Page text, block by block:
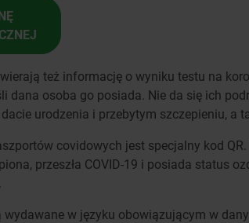
też informację o wyniku testu na
dana osoba go posiada. Nie da się ich
urodzenia i przebytym szczepieniu, a
covidowych jest specjalny kod
przeszła COVID-19 i posiada status
wydawane w języku obowiązującym w